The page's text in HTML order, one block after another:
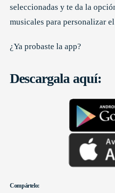
seleccionadas y te da la
musicales para personalizar
¿Ya probaste la app?
Descargala aquí:
Compártelo: